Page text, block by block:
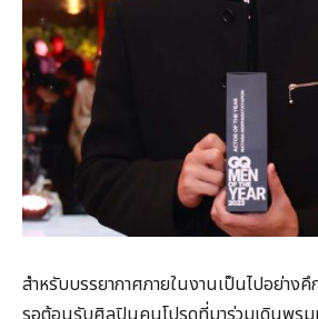
สำหรับบรรยากาศภายในงานเป็นไปอย่า